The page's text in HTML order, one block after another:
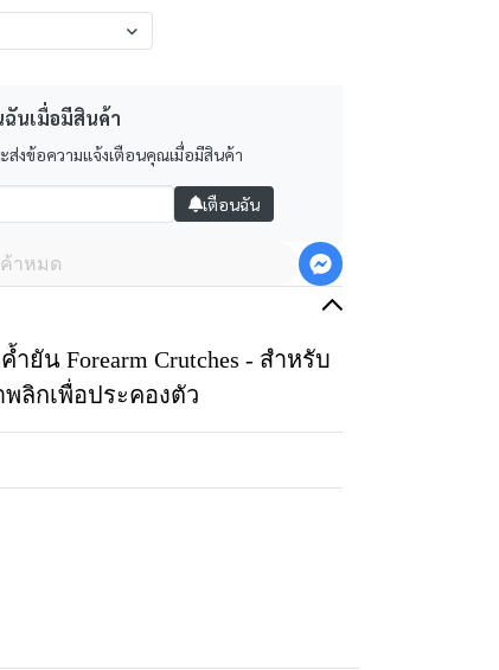
ฉันเมื่อมีสินค้า
ส่งข้อความแจ้งเตือนคุณเมื่อมีสินค้า
เตือนฉัน
าหมด
ยัน Forearm Crutches - สำหรับ
ลิกเพื่อประคองตัว